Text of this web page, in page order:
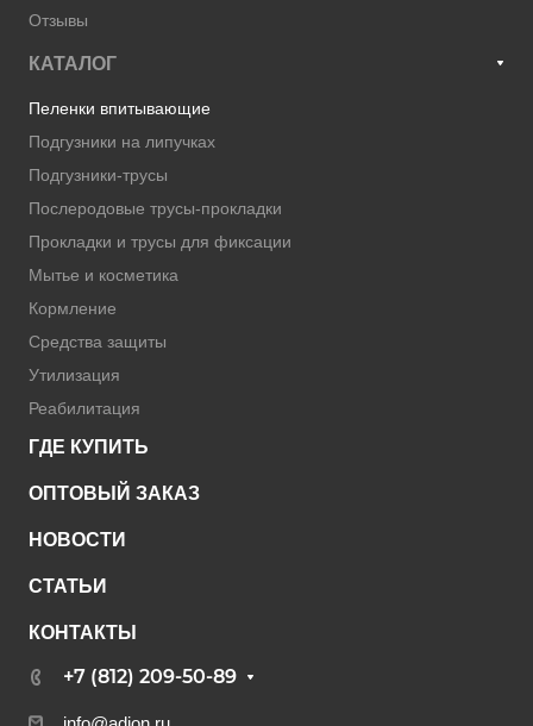
Отзывы
КАТАЛОГ
Пеленки впитывающие
Подгузники на липучках
Подгузники-трусы
Послеродовые трусы-прокладки
Прокладки и трусы для фиксации
Мытье и косметика
Кормление
Средства защиты
Утилизация
Реабилитация
ГДЕ КУПИТЬ
ОПТОВЫЙ ЗАКАЗ
НОВОСТИ
СТАТЬИ
КОНТАКТЫ
+7 (812) 209-50-89